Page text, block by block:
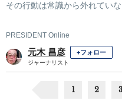
その行動は常識から外れてい
PRESIDENT Online
元木 昌彦 +フォロー
ジャーナリスト
1 2 3